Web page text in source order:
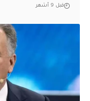
قبل 9 أشهر